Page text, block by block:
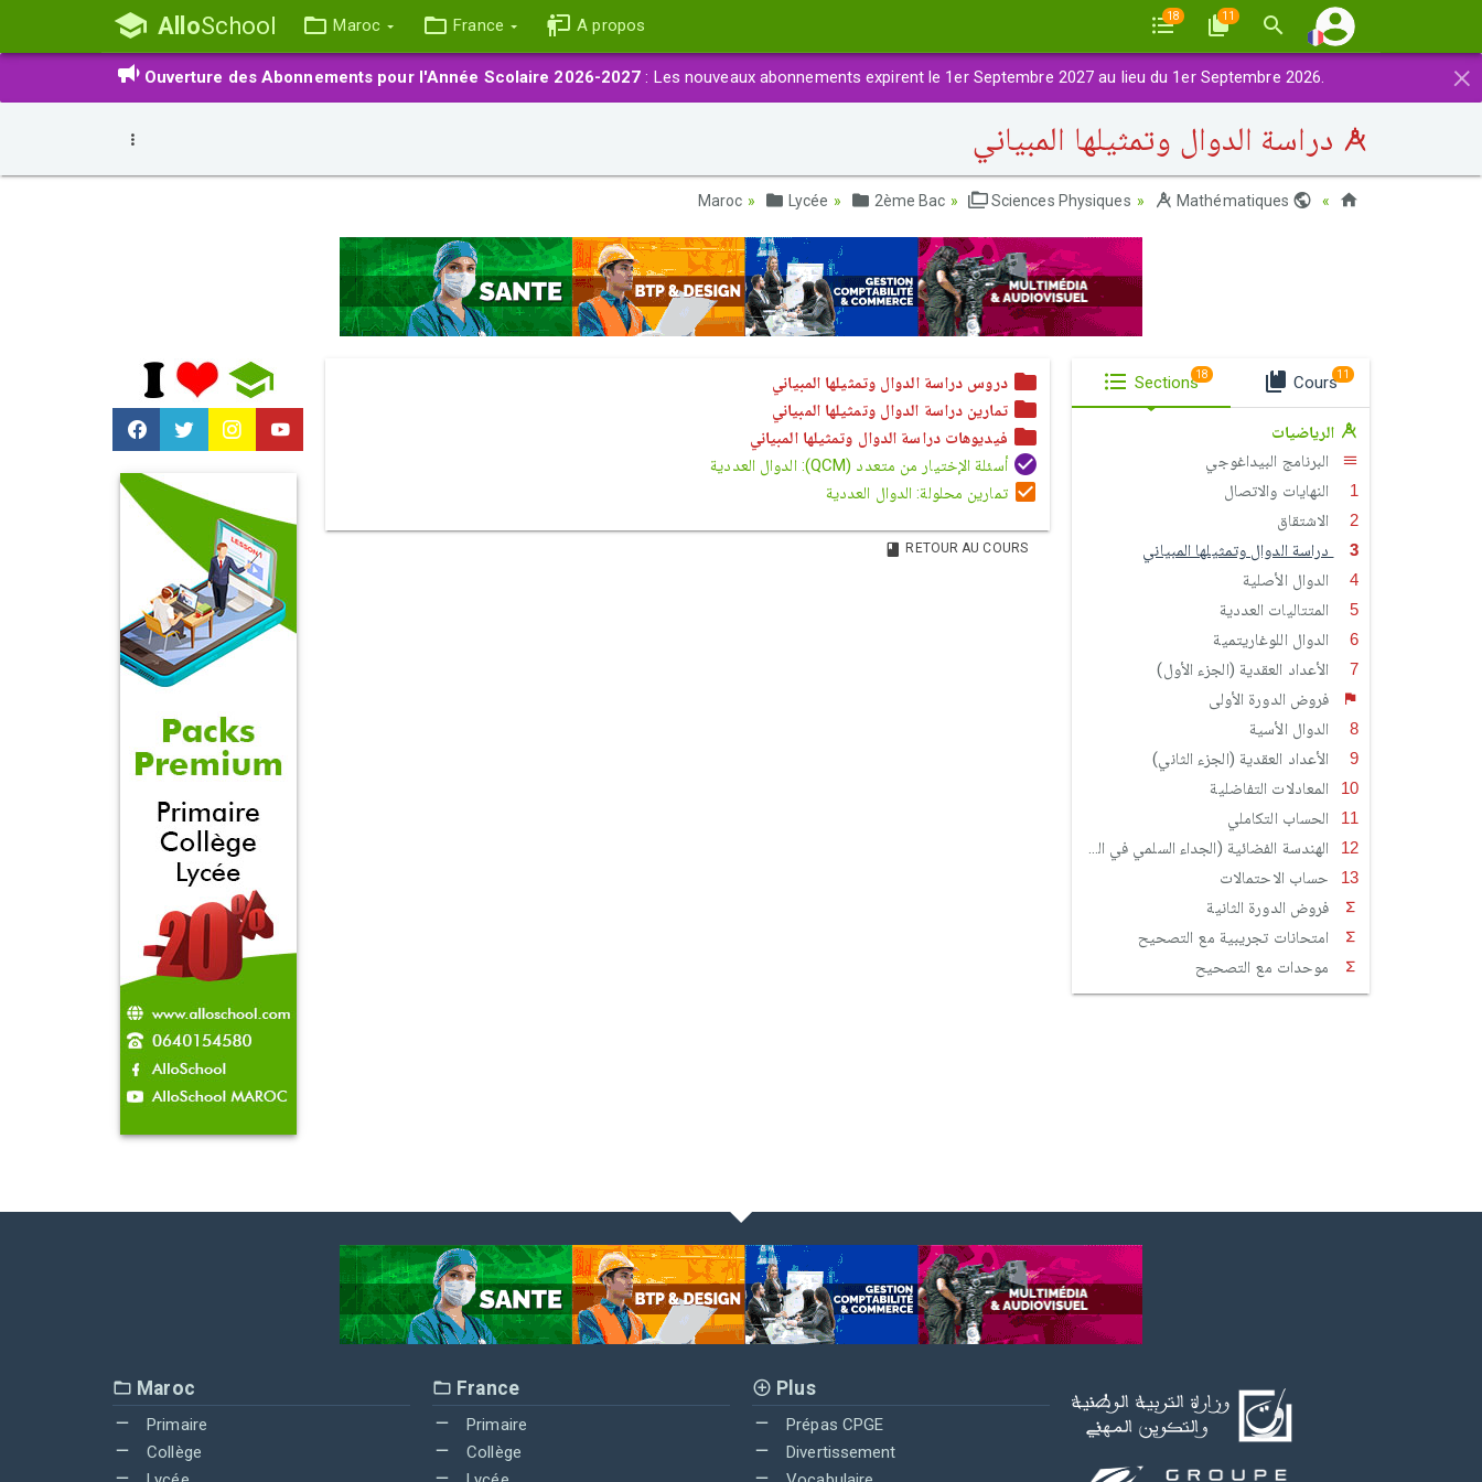
AlloSchool Maroc France A propos 18 11
×
Ouverture des Abonnements pour l'Année Scolaire 2026-2027 : Les nouveaux abonnements expirent le 1er Septembre 2027 au lieu du 1er Septembre 2026.
دراسة الدوال وتمثيلها المبياني
Lycée 2ème Bac Sciences Physiques Mathématiques
دروس دراسة الدوال وتمثيلها المبياني
تمارين دراسة الدوال وتمثيلها المبياني
فيديوهات دراسة الدوال وتمثيلها المبياني
أسئلة الإختيار من متعدد (QCM): الدوال العددية
تمارين محلولة: الدوال العددية
RETOUR AU COURS
Sections18 Cours11
الرياضيات
البرنامج البيداغوجي
النهايات والاتصال
الاشتقاق
دراسة الدوال وتمثيلها المبياني
الدوال الأصلية
المتتاليات العددية
الدوال اللوغاريتمية
الأعداد العقدية (الجزء الأول)
فروض الدورة الأولى
الدوال الأسية
الأعداد العقدية (الجزء الثاني)
المعادلات التفاضلية
الحساب التكاملي
الهندسة الفضائية (الجداء السلمي في الفضاء - الفلكة - الجداء المتجهي)
حساب الاحتمالات
فروض الدورة الثانية
امتحانات تجريبية مع التصحيح
موحدات مع التصحيح
Maroc
Primaire
Collège
France
Primaire
Collège
Plus
Prépas CPGE
Divertissement